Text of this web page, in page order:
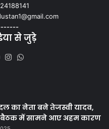
से जुड़े
YouTubeInstagram
का नेता बने तेजस्वी यादव,
बैठक में सामने आए अहम कारण